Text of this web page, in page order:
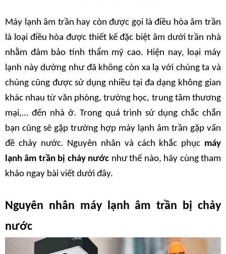
Máy lạnh âm trần hay còn được gọi là điều hòa âm trần
là loại điều hòa được thiết kế đặc biệt âm dưới trần nhà
nhằm đảm bảo tính thẩm mỹ cao. Hiện nay, loại máy
lạnh này dường như đã không còn xa lạ với chúng ta và
chúng cũng được sử dụng nhiều tại đa dạng không gian
khác nhau từ văn phòng, trường học, trung tâm thương
mại,… đến nhà ở. Trong quá trình sử dụng chắc chắn
bạn cũng sẽ gặp trường hợp máy lạnh âm trần gặp vấn
đề chảy nước. Nguyên nhân và cách khắc phục máy
lạnh âm trần bị chảy nước như thế nào, hãy cùng tham
khảo ngay bài viết dưới đây.
Nguyên nhân máy lạnh âm trần bị chảy
nước